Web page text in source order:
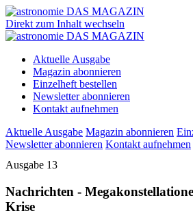
Direkt zum Inhalt wechseln
Aktuelle Ausgabe
Magazin abonnieren
Einzelheft bestellen
Newsletter abonnieren
Kontakt aufnehmen
Aktuelle Ausgabe Magazin abonnieren
Newsletter abonnieren Kontakt aufnehmen
Ausgabe 13
Nachrichten -
Krise